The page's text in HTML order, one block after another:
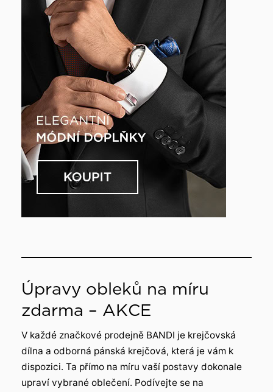
Úpravy obleků na míru
zdarma – AKCE
V každé značkové prodejně BANDI je krejčovská
dílna a odborná pánská krejčová, která je vám k
dispozici. Ta přímo na míru vaší postavy dokonale
upraví vybrané oblečení. Podívejte se na